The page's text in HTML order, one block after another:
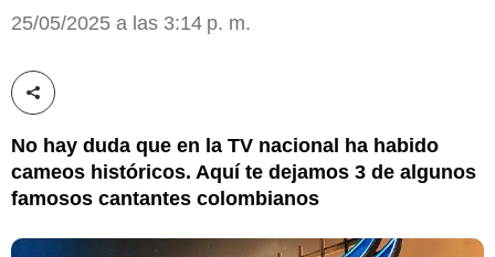
25/05/2025 a las 3:14 p. m.
Compartir esta noticia
No hay duda que en la TV nacional ha habido
cameos históricos. Aquí te dejamos 3 de algunos
famosos cantantes colombianos